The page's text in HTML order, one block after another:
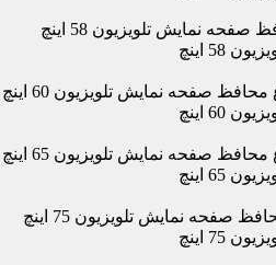
نمایش تلویزیون 58 اینچ
اینچ
صفحه نمایش تلویزیون 60 اینچ
اینچ
صفحه نمایش تلویزیون 65 اینچ
اینچ
صفحه نمایش تلویزیون 75 اینچ
اینچ